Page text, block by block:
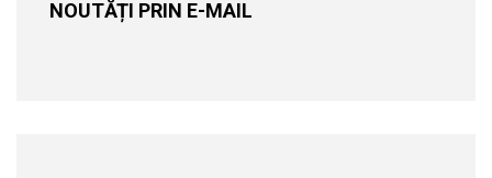
NOUTĂȚI PRIN E-MAIL